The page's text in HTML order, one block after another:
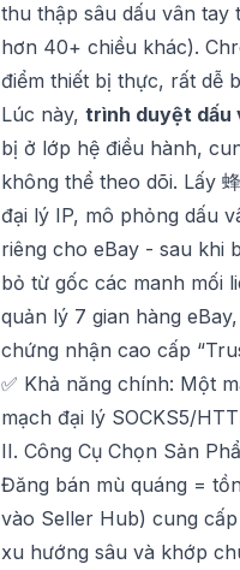
thu thập sâu dấu vân tay
hơn 40+ chiều khác).
điểm thiết bị thực, rất dễ
Lúc này, trình duyệt dấu
bị ở lớp hệ điều hành,
không thể theo dõi. Lấy
đại lý IP, mô phỏng dấu
riêng cho eBay - sau khi
bỏ từ gốc các manh mối
quản lý 7 gian hàng
chứng nhận cao cấp
✅ Khả năng chính: Một
mạch đại lý SOCKS5/
II. Công Cụ Chọn Sản
Đăng bán mù quáng =
vào Seller Hub) cung
xu hướng sâu và khớp